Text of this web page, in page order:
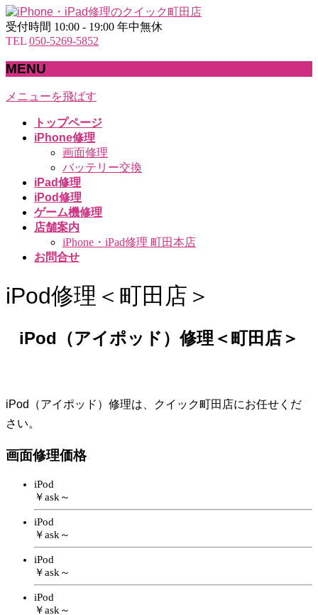
受付時間 10:00 - 19:00 年中無休
TEL 050-5269-5852
MENU
メニューを飛ばす
トップページ
iPhone修理
画面修理
バッテリー交換
iPad修理
iPod修理
ゲーム機修理
店舗案内
iPhone・iPad修理 町田本店
お問合せ
iPod修理＜町田店＞
iPod（アイポッド）修理＜町田店＞
iPod（アイポッド）修理は、クイック町田店にお任せくだ
さい。
画面修理価格
iPod
￥ask～
iPod
￥ask～
iPod
￥ask～
iPod
￥ask～